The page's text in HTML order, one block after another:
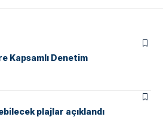
Kapsamlı Denetim
plajlar açıklandı